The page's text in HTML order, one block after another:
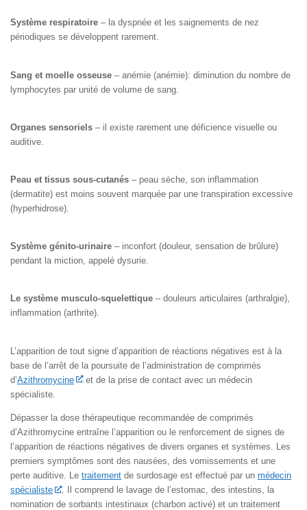
Système respiratoire – la dyspnée et les saignements de nez
périodiques se développent rarement.
Sang et moelle osseuse – anémie (anémie): diminution du nombre de
lymphocytes par unité de volume de sang.
Organes sensoriels – il existe rarement une déficience visuelle ou
auditive.
Peau et tissus sous-cutanés – peau sèche, son inflammation
(dermatite) est moins souvent marquée par une transpiration excessive
(hyperhidrose).
Système génito-urinaire – inconfort (douleur, sensation de brûlure)
pendant la miction, appelé dysurie.
Le système musculo-squelettique – douleurs articulaires (arthralgie),
inflammation (arthrite).
L’apparition de tout signe d’apparition de réactions négatives est à la
base de l’arrêt de la poursuite de l’administration de comprimés
d’Azithromycine
et de la prise de contact avec un médecin
spécialiste.
Dépasser la dose thérapeutique recommandée de comprimés
d’Azithromycine entraîne l’apparition ou le renforcement de signes de
l’apparition de réactions négatives de divers organes et systèmes. Les
premiers symptômes sont des nausées, des vomissements et une
perte auditive. Le traitement de surdosage est effectué par un médecin
spécialiste
. Il comprend le lavage de l’estomac, des intestins, la
nomination de sorbants intestinaux (charbon activé) et un traitement